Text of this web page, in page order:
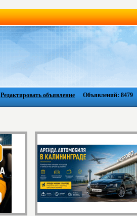
Редактировать объявление Объявлений: 8479